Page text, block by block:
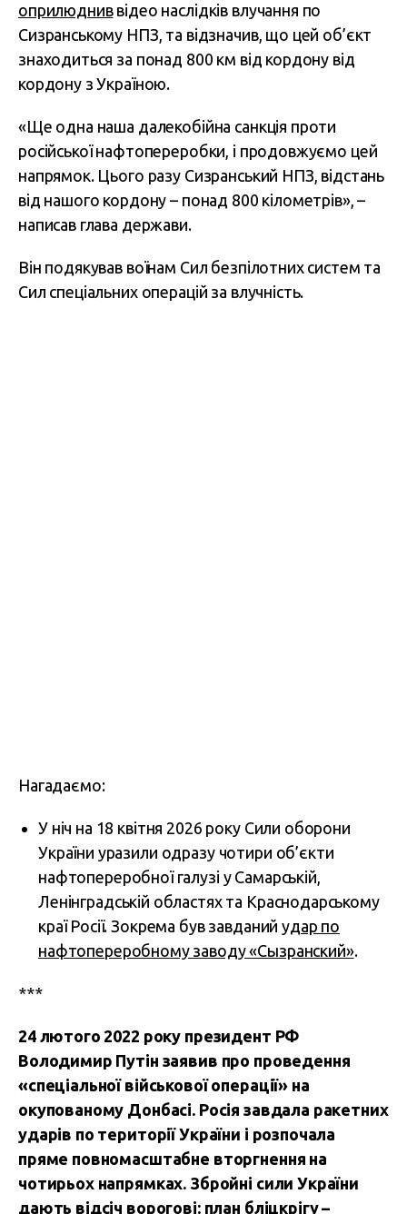
оприлюдниввідео наслідків влучання по
Сизранському НПЗ, та відзначив, що цей об’єкт
знаходиться за понад 800 км від кордону від
кордону з Україною.
«Ще одна наша далекобійна санкція проти
російської нафтопереробки, і продовжуємо цей
напрямок. Цього разу Сизранський НПЗ, відстань
від нашого кордону – понад 800 кілометрів», –
написав глава держави.
Він подякував воїнам Сил безпілотних систем та
Сил спеціальних операцій за влучність.
Нагадаємо:
У ніч на 18 квітня 2026 року Сили оборони
України уразили одразу чотири об’єкти
нафтопереробної галузі у Самарській,
Ленінградській областях та Краснодарському
краї Росії. Зокрема був завданийудар по
нафтопереробному заводу «Сызранский».
***
24 лютого 2022 року президент РФ
Володимир Путін заявив про проведення
«спеціальної військової операції» на
окупованому Донбасі. Росія завдала ракетних
ударів по території України і розпочала
пряме повномасштабне вторгнення на
чотирьох напрямках. Збройні сили України
дають відсіч ворогові: план бліцкрігу –